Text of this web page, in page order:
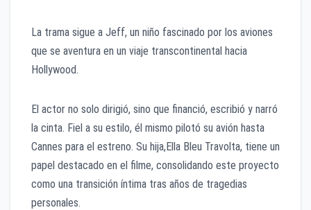
La trama sigue a Jeff, un niño fascinado por los aviones
que se aventura en un viaje transcontinental hacia
Hollywood.
El actor no solo dirigió, sino que financió, escribió y narró
la cinta. Fiel a su estilo, él mismo pilotó su avión hasta
Cannes para el estreno. Su hija,Ella Bleu Travolta, tiene un
papel destacado en el filme, consolidando este proyecto
como una transición íntima tras años de tragedias
personales.